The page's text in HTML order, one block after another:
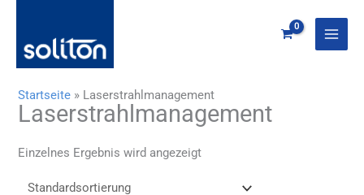
springen
Startseite » Laserstrahlmanagement
Laserstrahlmanagement
Einzelnes Ergebnis wird angezeigt